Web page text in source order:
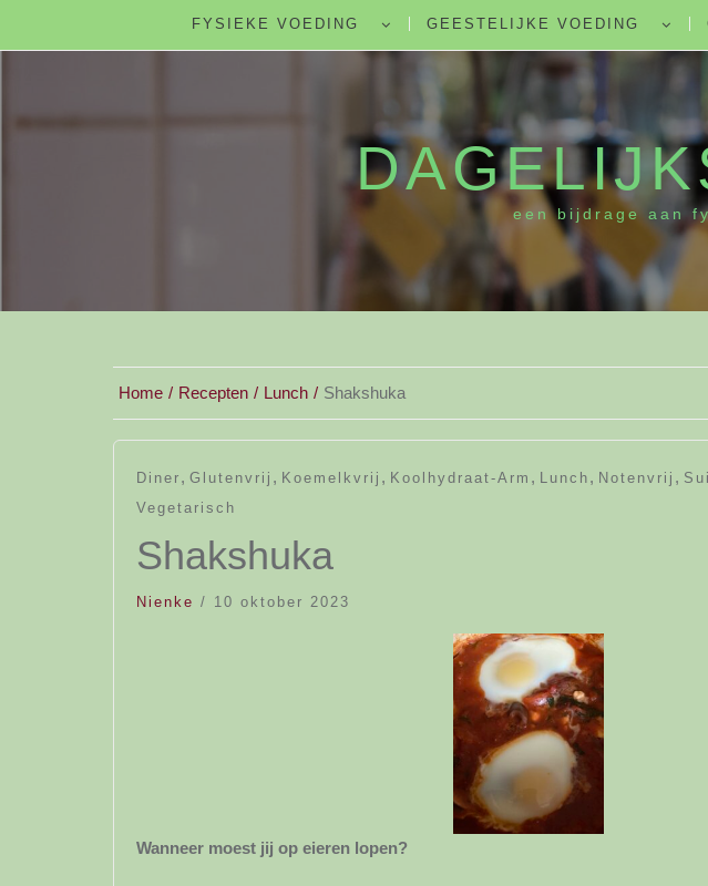
FYSIEKE VOEDING GEESTELIJKE VOEDING
een bijdrage aan
Home Recepten Lunch Shakshuka
Diner , Glutenvrij , Koemelkvrij , Koolhydraat-Arm , Lunch , Notenvrij ,
Vegetarisch
Shakshuka
Nienke / 10 oktober 2023
Wanneer moest jij op eieren lopen?